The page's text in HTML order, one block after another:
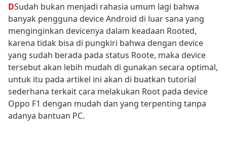
DSudah bukan menjadi rahasia umum lagi bahwa
banyak pengguna device Android di luar sana yang
menginginkan devicenya dalam keadaan Rooted,
karena tidak bisa di pungkiri bahwa dengan device
yang sudah berada pada status Roote, maka device
tersebut akan lebih mudah di gunakan secara optimal,
untuk itu pada artikel ini akan di buatkan tutorial
sederhana terkait cara melakukan Root pada device
Oppo F1 dengan mudah dan yang terpenting tanpa
adanya bantuan PC.